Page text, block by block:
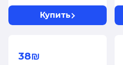
by Gunta Stölzl +
лавандовый
Купить
38₪